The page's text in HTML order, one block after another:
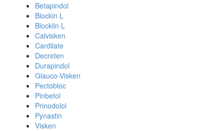
Betapindol
Blockin L
Blocklin L
Calvisken
Cardilate
Decreten
Durapindol
Glauco-Visken
Pectobloc
Pinbetol
Prinodolol
Pynastin
Visken